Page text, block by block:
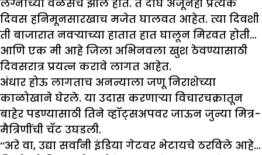
लग्नाच्या वेळेसच झाले होते. ते दोघे अजूनही प्रत्येक
दिवस हनिमूनसारखाच मजेत घालवत आहेत. त्या दिवशी
ती बाजारात नवऱ्याच्या हातात हात घालून मिरवत होती…
आणि एक मी आहे जिला अभिनवला खुश ठेवण्यासाठी
दिवसरात्र प्रयत्न करावे लागत आहेत.
अंधार होऊ लागताच अनन्याला जणू निराशेच्या
काळोखाने घेरले. या उदास करणाऱ्या विचारचक्रातून
बाहेर पडण्यासाठी तिने व्हॉट्सअपवर जाऊन जुन्या मित्र-
मैत्रिणींची चॅट उघडली.
‘‘अरे वा, उद्या सर्वांनी इंडिया गेटवर भेटायचे ठरविले आहे…